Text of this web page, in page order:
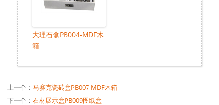
大理石盒PB004-MDF木
箱
上一个： 马赛克瓷砖盒PB007-MDF木箱
下一个： 石材展示盒PB009图纸盒